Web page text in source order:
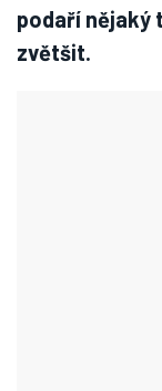
podaří
zvětšit.